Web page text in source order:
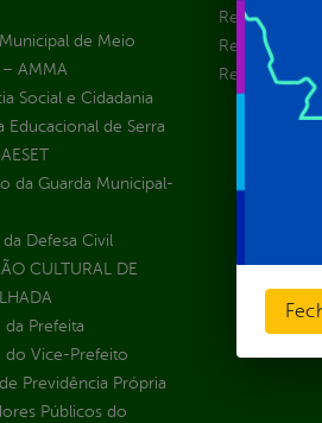
de Meio
AMMA
Social e Cidadania
Educacional de Serra
da Guarda Municipal-
Defesa Civil
CULTURAL DE
da Prefeita
do Vice-Prefeito
Previdência Própria
Públicos do
Receitas
Recursos
Renúncias de